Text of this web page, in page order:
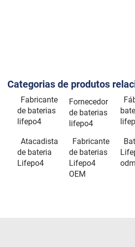
Categorias de produtos
Fabricante
de baterias
lifepo4
Fornecedor
de baterias
lifepo4
Atacadista
de bateria
Lifepo4
Fabricante
de baterias
Lifepo4
OEM
odm